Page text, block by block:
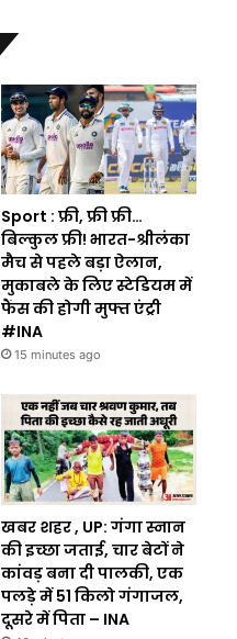
Sport : फ्री, फ्री फ्री…
बिल्कुल फ्री! भारत-श्रीलंका
मैच से पहले बड़ा ऐलान,
मुकाबले के लिए स्टेडियम में
फैंस की होगी मुफ्त एंट्री
#INA
15 minutes ago
खबर शहर , UP: गंगा स्नान
की इच्छा जताई, चार बेटों ने
कांवड़ बना दी पालकी, एक
पलड़े में 51 किलो गंगाजल,
दूसरे में पिता – INA